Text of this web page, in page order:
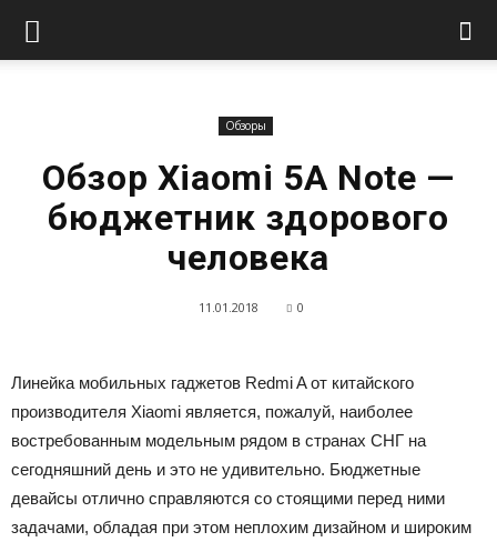
Обзоры
Обзор Xiaomi 5A Note —
бюджетник здорового
человека
11.01.2018 0
Линейка мобильных гаджетов Redmi A от китайского
производителя Xiaomi является, пожалуй, наиболее
востребованным модельным рядом в странах СНГ на
сегодняшний день и это не удивительно. Бюджетные
девайсы отлично справляются со стоящими перед ними
задачами, обладая при этом неплохим дизайном и широким